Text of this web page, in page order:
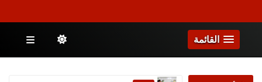
القائمة